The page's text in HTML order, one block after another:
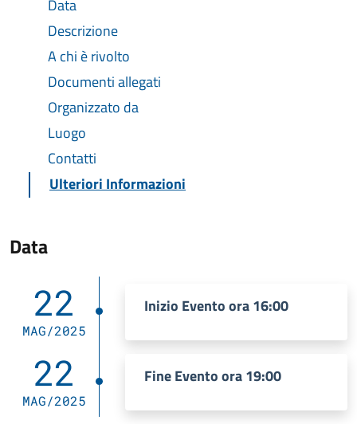
Data
Descrizione
A chi è rivolto
Documenti allegati
Organizzato da
Luogo
Contatti
Ulteriori Informazioni
Data
22
MAG/2025
Inizio Evento ora 16:00
22
MAG/2025
Fine Evento ora 19:00